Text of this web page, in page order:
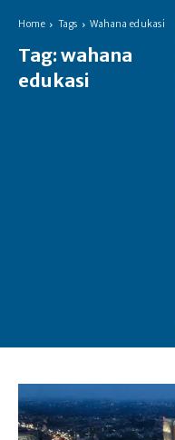
Home Tags Wahana edukasi
Tag: wahana
edukasi